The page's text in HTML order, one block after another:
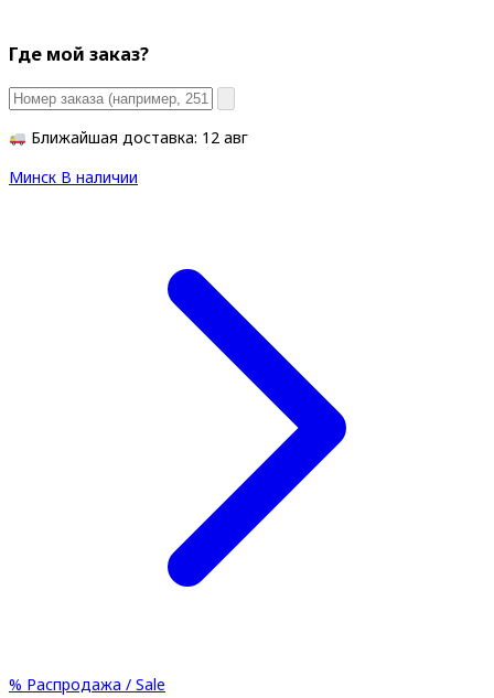
Где мой заказ?
Ближайшая доставка: 12 авг
Минск В наличии
% Распродажа / Sale